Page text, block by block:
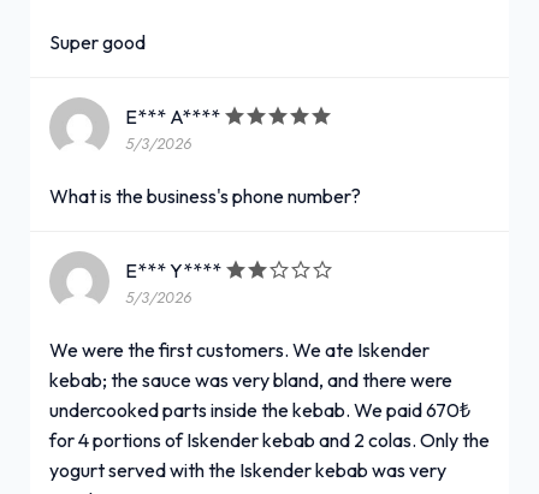
Super good
E*** A****
5/3/2026
What is the business's phone number?
E*** Y****
5/3/2026
We were the first customers. We ate Iskender
kebab; the sauce was very bland, and there were
undercooked parts inside the kebab. We paid 670₺
for 4 portions of Iskender kebab and 2 colas. Only the
yogurt served with the Iskender kebab was very